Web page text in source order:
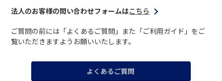
法人のお客様の問い合わせフォームはこちら
ご質問の前には「よくあるご質問」また「ご利用ガイド」をご
覧いただきますようお願いいたします。